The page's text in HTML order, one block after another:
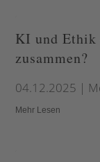
KI und Ethik
zusammen?
04.12.2025 |
Mehr Lesen